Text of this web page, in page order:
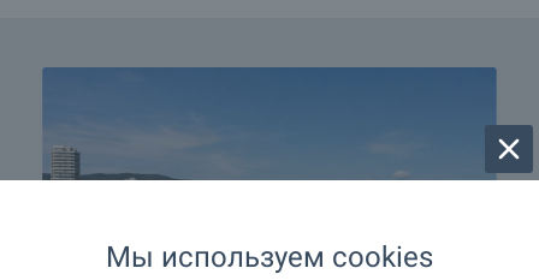
Мы используем cookies